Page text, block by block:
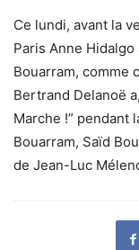
Ce lundi, avant la
Paris Anne
Bouarram, comme
Bertrand Delanoë
Marche !” pendant
Bouarram, Saïd
de Jean-Luc